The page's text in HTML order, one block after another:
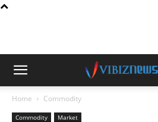
Home Commodity
Commodity Market